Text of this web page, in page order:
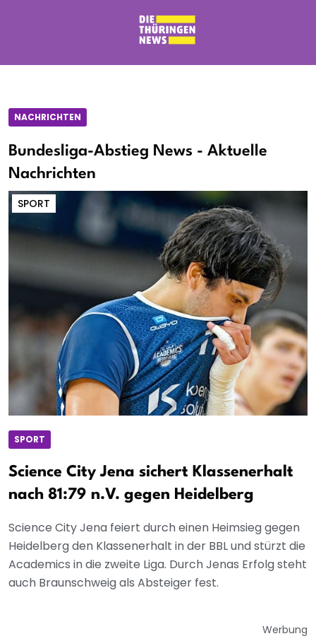
NACHRICHTEN
Bundesliga-Abstieg News - Aktuelle
Nachrichten
SPORT
SPORT
Science City Jena sichert Klassenerhalt
nach 81:79 n.V. gegen Heidelberg
Science City Jena feiert durch einen Heimsieg gegen
Heidelberg den Klassenerhalt in der BBL und stürzt die
Academics in die zweite Liga. Durch Jenas Erfolg steht
auch Braunschweig als Absteiger fest.
Werbung